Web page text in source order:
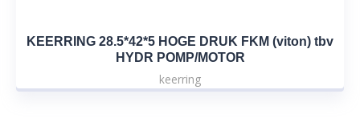
KEERRING 28.5*42*5 HOGE DRUK FKM (viton) tbv
HYDR POMP/MOTOR
keerring